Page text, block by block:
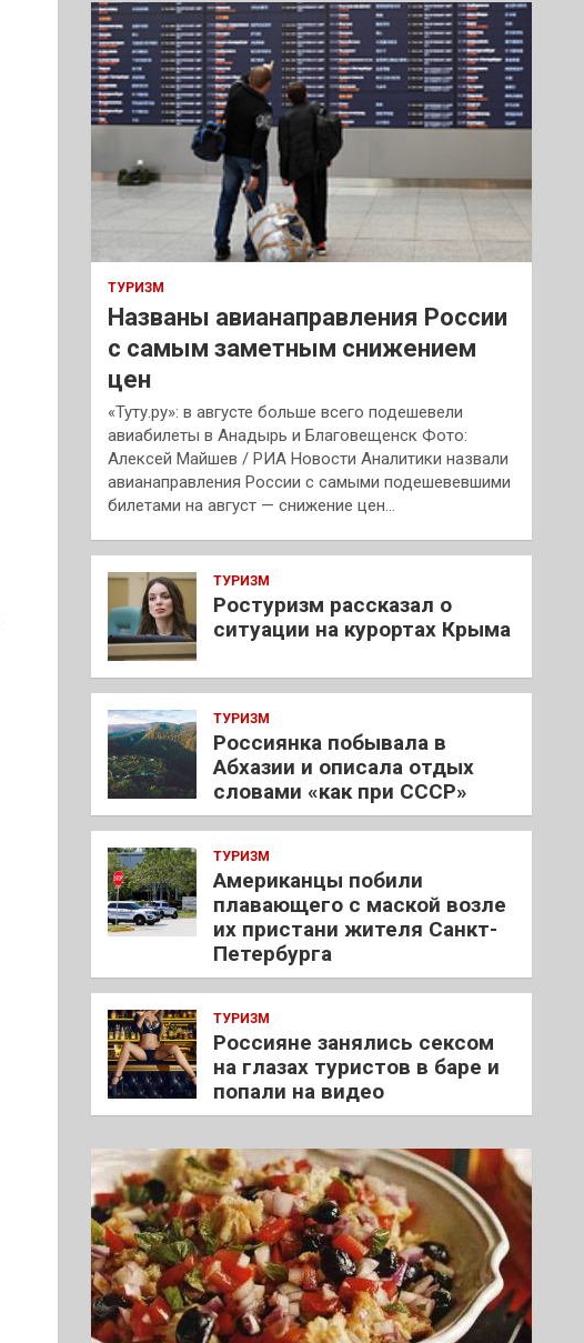
к
ТУРИЗМ
Названы авианаправления России
с самым заметным снижением
цен
«Туту.ру»: в августе больше всего подешевели
авиабилеты в Анадырь и Благовещенск Фото:
Алексей Майшев / РИА Новости Аналитики назвали
авианаправления России с самыми подешевевшими
билетами на август — снижение цен…
ТУРИЗМ
Ростуризм рассказал о
ситуации на курортах Крыма
ТУРИЗМ
Россиянка побывала в
Абхазии и описала отдых
словами «как при СССР»
ТУРИЗМ
Американцы побили
плавающего с маской возле
их пристани жителя Санкт-
Петербурга
ТУРИЗМ
Россияне занялись сексом
на глазах туристов в баре и
попали на видео